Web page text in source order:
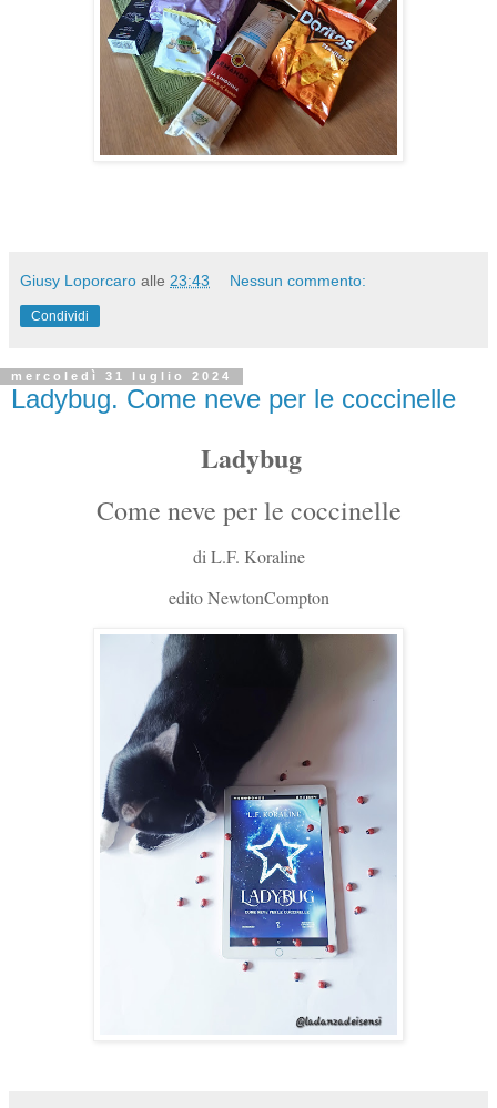
Giusy Loporcaro alle 23:43 Nessun commento:
Condividi
mercoledì 31 luglio 2024
Ladybug. Come neve per le coccinelle
Ladybug
Come neve per le coccinelle
di L.F. Koraline
edito NewtonCompton